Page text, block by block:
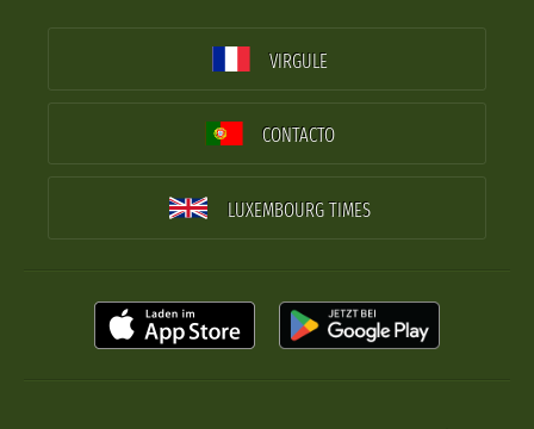
VIRGULE
CONTACTO
LUXEMBOURG TIMES